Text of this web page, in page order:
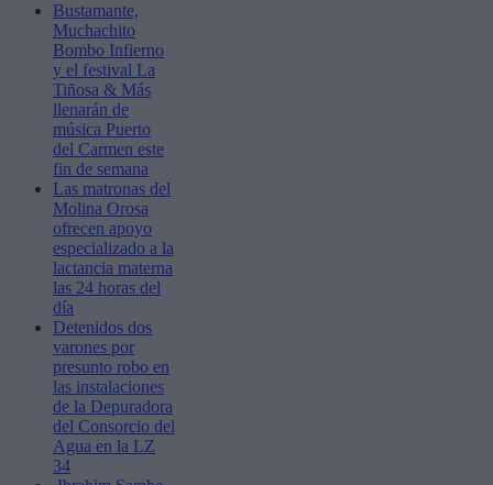
Bustamante,
Muchachito
Bombo Infierno
y el festival La
Tiñosa & Más
llenarán de
música Puerto
del Carmen este
fin de semana
Las matronas del
Molina Orosa
ofrecen apoyo
especializado a la
lactancia materna
las 24 horas del
día
Detenidos dos
varones por
presunto robo en
las instalaciones
de la Depuradora
del Consorcio del
Agua en la LZ
34